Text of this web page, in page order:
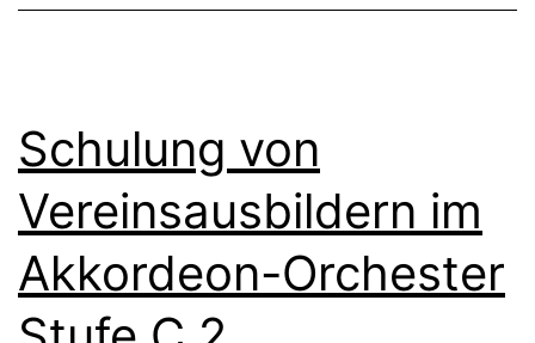
Schulung von
Vereinsausbildern im
Akkordeon-Orchester